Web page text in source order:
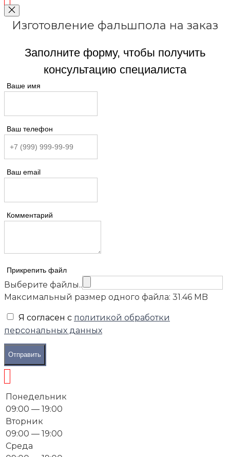
Изготовление фальшпола на заказ
Заполните форму, чтобы получить
консультацию специалиста
Ваше имя
Ваш телефон
Ваш email
Комментарий
Прикрепить файл
Выберите файлы..
Максимальный размер одного файла: 31.46 MB
Я согласен с политикой обработки
персональных данных
Отправить
Понедельник
09:00 — 19:00
Вторник
09:00 — 19:00
Среда